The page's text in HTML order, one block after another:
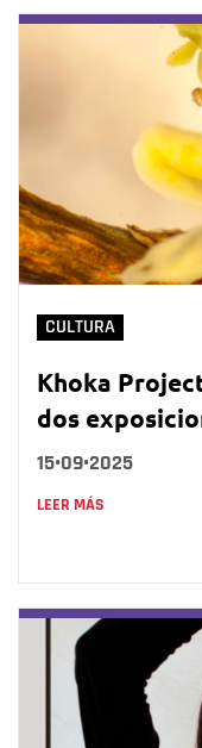
CULTURA
Khoka
dos
15•09•2025
LEER MÁS